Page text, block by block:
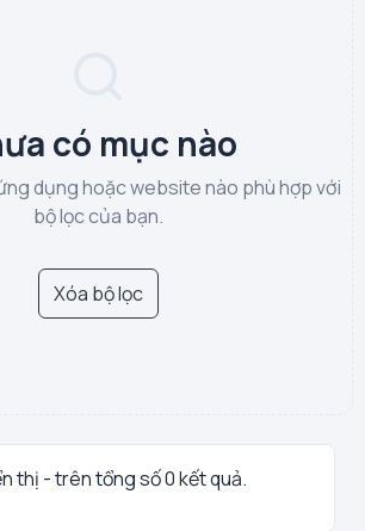
có mục nào
dụng hoặc website nào phù hợp với
bộ lọc của bạn.
Xóa bộ lọc
thị - trên tổng số 0 kết quả.